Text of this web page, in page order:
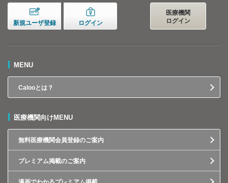
新規ユーザ登録 ログイン
医療機関
ログイン
MENU
Calooとは？
医療機関向けMENU
無料医療機関会員登録のご案内
プレミアム掲載のご案内